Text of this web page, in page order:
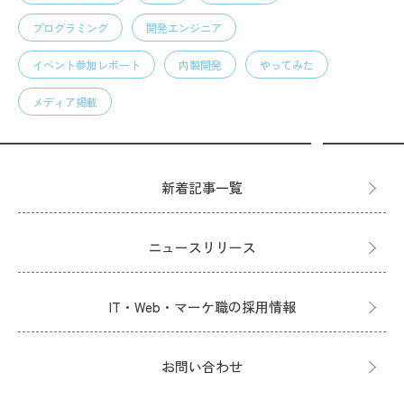
プログラミング 開発エンジニア
イベント参加レポート 内製開発 やってみた
メディア掲載
新着記事一覧
ニュースリリース
IT・Web・マーケ職の採用情報
お問い合わせ